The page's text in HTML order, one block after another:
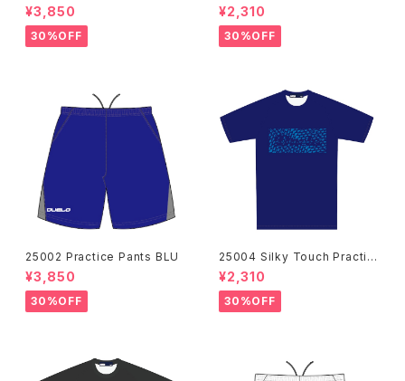
¥3,850
30%OFF
e Shirts BLK
¥2,310
30%OFF
25002 Practice Pants BLU
¥3,850
30%OFF
25004 Silky Touch Practic
e Shirts NVY
¥2,310
30%OFF